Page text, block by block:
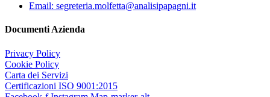
Email: segreteria.molfetta@analisipapagni.it
Documenti Azienda
Privacy Policy
Cookie Policy
Carta dei Servizi
Certificazioni ISO 9001:2015